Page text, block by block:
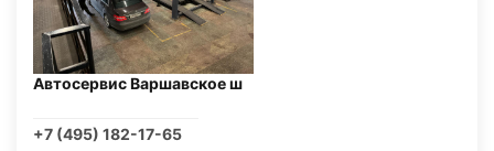
Автосервис Варшавское ш
+7 (495) 182-17-65